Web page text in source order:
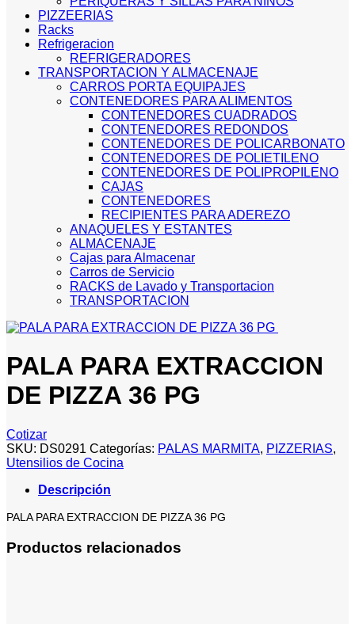
PIZZEERIAS
Racks
Refrigeracion
REFRIGERADORES
TRANSPORTACION Y ALMACENAJE
CARROS PORTA EQUIPAJES
CONTENEDORES PARA ALIMENTOS
CONTENEDORES CUADRADOS
CONTENEDORES REDONDOS
CONTENEDORES DE POLICARBONATO
CONTENEDORES DE POLIETILENO
CONTENEDORES DE POLIPROPILENO
CAJAS
CONTENEDORES
RECIPIENTES PARA ADEREZO
ANAQUELES Y ESTANTES
ALMACENAJE
Cajas para Almacenar
Carros de Servicio
RACKS de Lavado y Transportacion
TRANSPORTACION
PALA PARA EXTRACCION
DE PIZZA 36 PG
Cotizar
SKU: DS0291 Categorías: PALAS MARMITA, PIZZERIAS,
Utensilios de Cocina
Descripción
PALA PARA EXTRACCION DE PIZZA 36 PG
Productos relacionados